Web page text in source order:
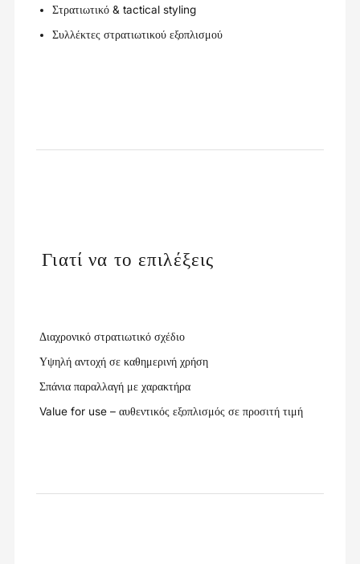
Στρατιωτικό & tactical styling
Συλλέκτες στρατιωτικού εξοπλισμού
Γιατί να το επιλέξεις
Διαχρονικό στρατιωτικό σχέδιο
Υψηλή αντοχή σε καθημερινή χρήση
Σπάνια παραλλαγή με χαρακτήρα
Value for use – αυθεντικός εξοπλισμός σε προσιτή τιμή